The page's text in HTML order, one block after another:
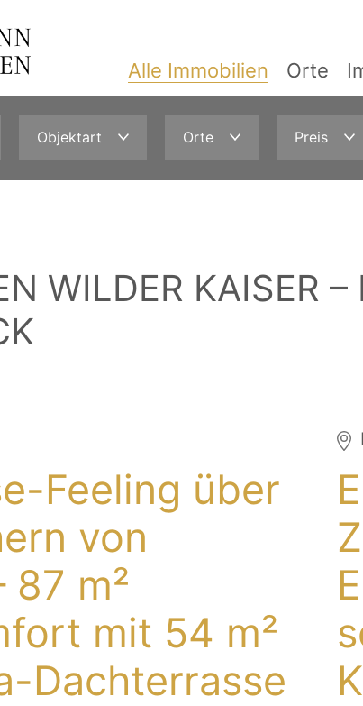
Objektart Orte Preis
WILDER KAISER
Feeling über
von
87 m²
mit 54 m²
Dachterrasse
Alle Immobilien Orte